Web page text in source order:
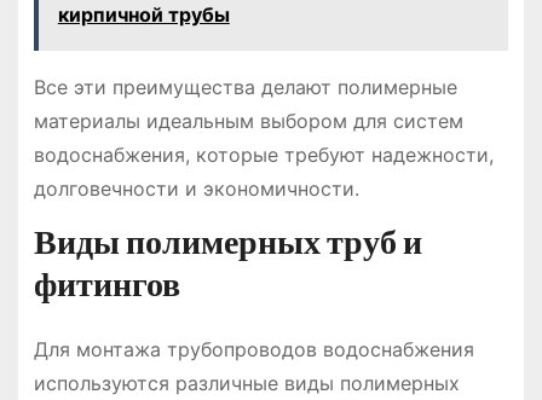
кирпичной трубы
Все эти преимущества делают полимерные
материалы идеальным выбором для систем
водоснабжения, которые требуют надежности,
долговечности и экономичности.
Виды полимерных труб и
фитингов
Для монтажа трубопроводов водоснабжения
используются различные виды полимерных